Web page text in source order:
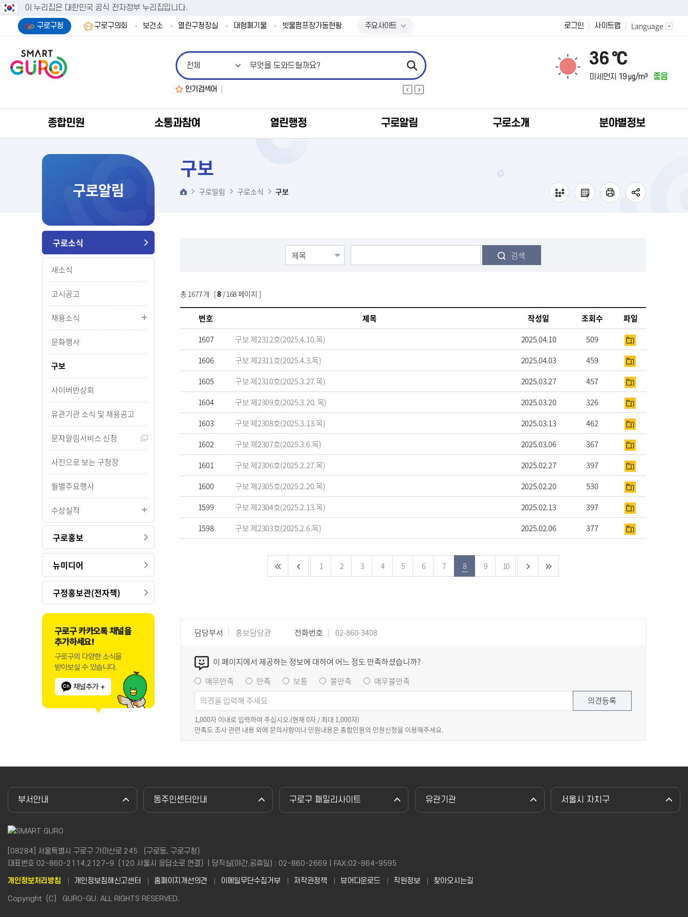
이 누리집은 대한민국 공식 전자정부 누리집입니다.
구로구청 구로구의회 보건소 열린구청장실 대형폐기물 빗물펌프장가동현황 주요사이트 로그인 사이트맵 Language
인기검색어
36 ℃
미세먼지 19 ㎍/m³ 좋음
종합민원 소통과참여 열린행정 구로알림 구로소개 분야별정보
구로알림
구로소식
새소식
고시공고
채용소식
문화행사
구보
사이버반상회
유관기관 소식 및 채용공고
문자알림서비스 신청
사진으로 보는 구청장
월별주요행사
수상실적
구로홍보
뉴미디어
구정홍보관(전자책)
구로구 카카오톡 채널을
추가하세요!
구로구의 다양한 소식을
받아보실 수 있습니다.
채널추가 +
구보
구로알림 구로소식 구보
검색
총 1677개 [8/ 168 페이지 ]
번호 제목 작성일 조회수
파일
1607
구보 제2312호(2025.4.10.목) 2025.04.10
509
1606
구보 제2311호(2025.4.3.목) 2025.04.03
459
1605
구보 제2310호(2025.3.27.목) 2025.03.27
457
1604
구보 제2309호(2025.3.20. 목) 2025.03.20
326
1603
구보 제2308호(2025.3.13.목) 2025.03.13
462
1602
구보 제2307호(2025.3.6.목) 2025.03.06
367
1601
구보 제2306호(2025.2.27.목) 2025.02.27
397
1600
구보 제2305호(2025.2.20.목) 2025.02.20
530
1599
구보 제2304호(2025.2.13.목) 2025.02.13
397
1598
구보 제2303호(2025.2.6.목) 2025.02.06 377
1 2 3 4 5 6 7 8 9 10
담당부서 홍보담당관 전화번호 02-860-3408
이 페이지에서 제공하는 정보에 대하여 어느 정도 만족하셨습니까?
매우만족
만족 보통 불만족 매우불만족
1,000자 이내로 입력하여 주십시오.(현재0자 / 최대 1,000자)
만족도 조사 관련 내용 외에 문의사항이나 민원내용은 종합민원의 민원신청을 이용해주세요.
부서안내 동주민센터안내 구로구 패밀리사이트 유관기관 서울시 자치구
[08284] 서울특별시 구로구 가마산로 245 （구로동, 구로구청）
대표번호 02-860-2114,2127~9（120 서울시 응답소로 연결）| 당직실(야간,공휴일) : 02-860-2669 | FAX:02-864-9595
개인정보처리방침
개인정보침해신고센터 홈페이지개선의견 이메일무단수집거부 저작권정책 뷰어다운로드 직원정보 찾아오시는길
Copyright（C） GURO-GU. ALL RIGHTS RESERVED.